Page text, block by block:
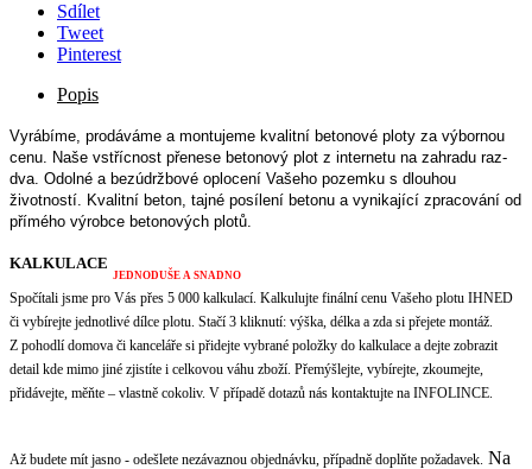
Sdílet
Tweet
Pinterest
Popis
Vyrábíme, prodáváme a montujeme kvalitní betonové ploty za výbornou
cenu. Naše vstřícnost přenese betonový plot z internetu na zahradu raz-
dva. Odolné a bezúdržbové oplocení Vašeho pozemku s dlouhou
životností. Kvalitní beton, tajné posílení betonu a vynikající zpracování od
přímého výrobce betonových plotů.
KALKULACE
JEDNODUŠE A SNADNO
Spočítali jsme pro Vás přes 5 000 kalkulací. Kalkulujte finální cenu Vašeho plotu IHNED
či vybírejte jednotlivé dílce plotu. Stačí 3 kliknutí: výška, délka a zda si přejete montáž.
Z pohodlí domova či kanceláře si přidejte vybrané položky do kalkulace a dejte zobrazit
detail kde mimo jiné zjistíte i celkovou váhu zboží. Přemýšlejte, vybírejte, zkoumejte,
přidávejte, měňte – vlastně cokoliv. V případě dotazů nás kontaktujte na INFOLINCE.
Až budete mít jasno - odešlete nezávaznou objednávku, případně doplňte požadavek. Na